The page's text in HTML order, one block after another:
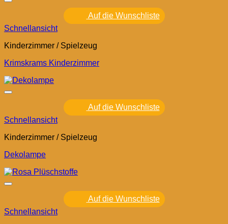
Auf die Wunschliste
Schnellansicht
Kinderzimmer / Spielzeug
Krimskrams Kinderzimmer
Auf die Wunschliste
Schnellansicht
Kinderzimmer / Spielzeug
Dekolampe
Auf die Wunschliste
Schnellansicht